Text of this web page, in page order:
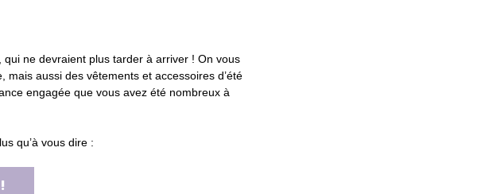
ne devraient plus tarder à arriver ! On vous
aussi des vêtements et accessoires d’été
engagée que vous avez été nombreux à
qu’à vous dire :